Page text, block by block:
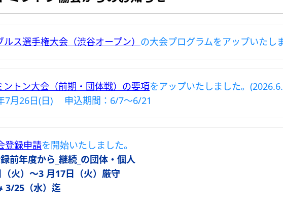
ス選手権大会（渋谷オープン） の大会プログラムをアップいたし
トン大会（前期・団体戦）の要項をアップいたしました。
7月26日(日) 申込期間：6/7～6/21
登録申請を開始いたしました。
前年度から_継続_の団体・個人
火）～3 月17日（火）厳守
3/25（水）迄